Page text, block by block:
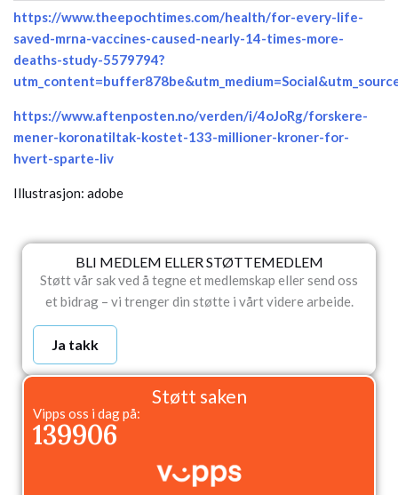
https://www.theepochtimes.com/health/for-every-life-
saved-mrna-vaccines-caused-nearly-14-times-more-
deaths-study-5579794?
https://www.aftenposten.no/verden/i/4oJoRg/forskere-
mener-koronatiltak-kostet-133-millioner-kroner-for-
hvert-sparte-liv
Illustrasjon: adobe
BLI MEDLEM ELLER STØTTEMEDLEM
Støtt vår sak ved å tegne et medlemskap eller send oss
et bidrag – vi trenger din støtte i vårt videre arbeide.
Ja takk
Støtt saken
Vipps oss i dag på:
139906